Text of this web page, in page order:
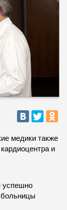
медики также
и
успешно